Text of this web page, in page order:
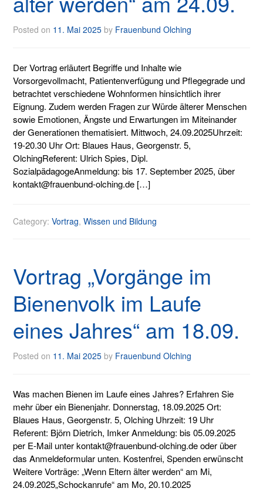
Posted on 11. Mai 2025 by Frauenbund Olching
Der Vortrag erläutert Begriffe und Inhalte wie
Vorsorgevollmacht, Patientenverfügung und Pflegegrade und
betrachtet verschiedene Wohnformen hinsichtlich ihrer
Eignung. Zudem werden Fragen zur Würde älterer Menschen
sowie Emotionen, Ängste und Erwartungen im Miteinander
der Generationen thematisiert. Mittwoch, 24.09.2025Uhrzeit:
19-20.30 Uhr Ort: Blaues Haus, Georgenstr. 5,
OlchingReferent: Ulrich Spies, Dipl.
SozialpädagogeAnmeldung: bis 17. September 2025, über
kontakt@frauenbund-olching.de […]
Category:Vortrag,Wissen und Bildung
Vortrag „Vorgänge im
Bienenvolk im Laufe
eines Jahres“ am 18.09.
Posted on 11. Mai 2025 by Frauenbund Olching
Was machen Bienen im Laufe eines Jahres? Erfahren Sie
mehr über ein Bienenjahr. Donnerstag, 18.09.2025 Ort:
Blaues Haus, Georgenstr. 5, Olching Uhrzeit: 19 Uhr
Referent: Björn Dietrich, Imker Anmeldung: bis 05.09.2025
per E-Mail unter kontakt@frauenbund-olching.de oder über
das Anmeldeformular unten. Kostenfrei, Spenden erwünscht
Weitere Vorträge: „Wenn Eltern älter werden“ am Mi,
24.09.2025„Schockanrufe“ am Mo, 20.10.2025